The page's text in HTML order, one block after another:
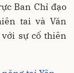
Ban Chỉ đạo
tai và Văn
sự cố thiên